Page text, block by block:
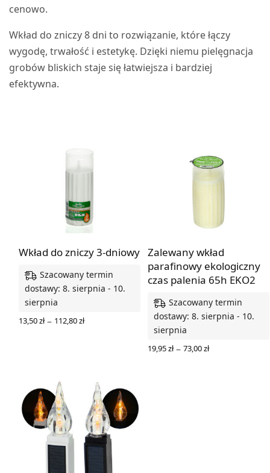
cenowo.
Wkład do zniczy 8 dni to rozwiązanie, które łączy
wygodę, trwałość i estetykę. Dzięki niemu pielęgnacja
grobów bliskich staje się łatwiejsza i bardziej
efektywna.
Wkład do zniczy 3-dniowy
Szacowany termin
dostawy: 8. sierpnia - 10.
sierpnia
13,50zł – 112,80złZakres
Zalewany wkład
parafinowy ekologiczny
czas palenia 65h EKO2
Szacowany termin
dostawy: 8. sierpnia - 10.
sierpnia
19,95zł – 73,00złZakres